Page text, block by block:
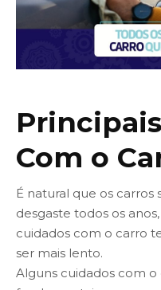
Com o
É natural que os
desgaste todos os
cuidados com o carro
ser mais lento.
Alguns cuidados com o